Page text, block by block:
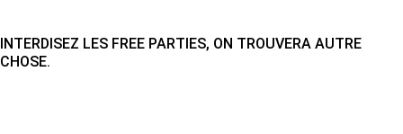
INTERDISEZ LES FREE PARTIES, ON TROUVERA AUTRE
CHOSE.